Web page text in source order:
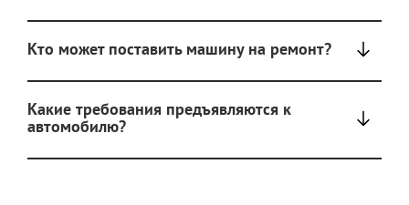
Кто может поставить машину на ремонт?
Какие требования предъявляются к
автомобилю?